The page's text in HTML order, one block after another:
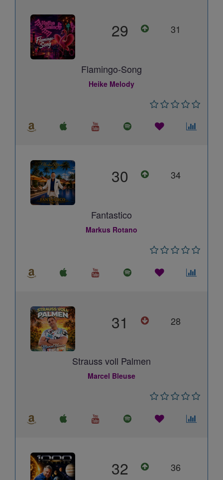
29 31
Flamingo-Song
Heike Melody
30 34
Fantastico
Markus Rotano
31 28
Strauss voll Palmen
Marcel Bleuse
32 36